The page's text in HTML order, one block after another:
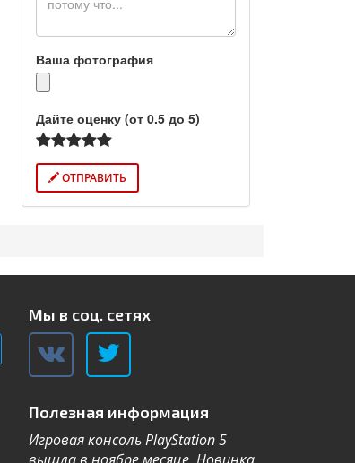
Ваша фотография
Дайте оценку (от 0.5 до 5)
ОТПРАВИТЬ
Мы в соц. сетях
Полезная информация
Игровая консоль PlayStation 5